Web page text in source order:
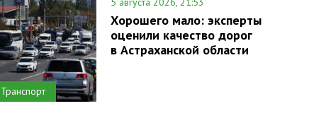
Транспорт
Хорошего мало: эксперты
оценили качество дорог
в Астраханской области